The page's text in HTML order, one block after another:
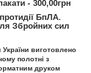
- 300,00грн
БпЛА.
Збройних сил
виготовлено
полотні з
друком